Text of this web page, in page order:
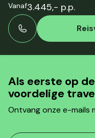
Vanaf3.445,- p.p.
Als eerste op
voordelige
Ontvang onze e-mails